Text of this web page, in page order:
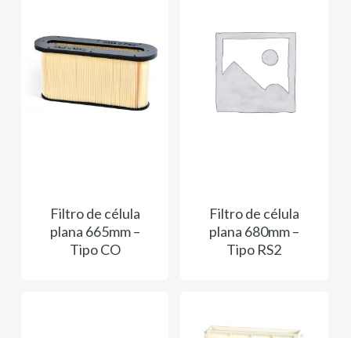
Filtro de célula
plana 665mm –
Tipo CO
Filtro de célula
plana 680mm –
Tipo RS2